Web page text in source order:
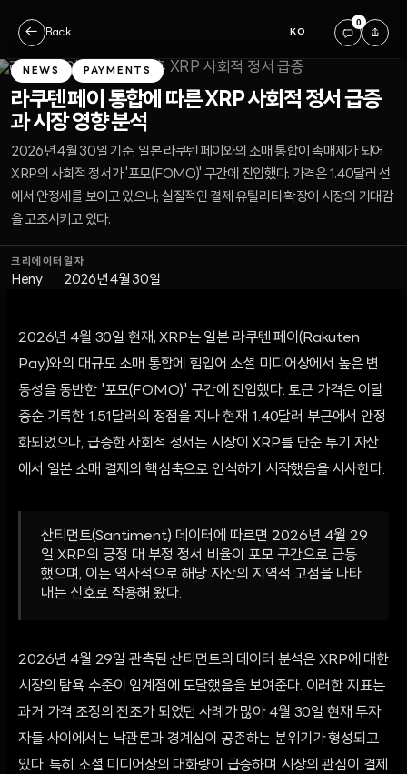
← Back KO
0
NEWS PAYMENTS
라쿠텐 페이 통합에 따른 XRP 사회적 정서 급증
과 시장 영향 분석
2026년 4월 30일 기준, 일본 라쿠텐 페이와의 소매 통합이 촉매제가 되어
XRP의 사회적 정서가 '포모(FOMO)' 구간에 진입했다. 가격은 1.40달러 선
에서 안정세를 보이고 있으나, 실질적인 결제 유틸리티 확장이 시장의 기대감
을 고조시키고 있다.
크리에이터
Heny
일자
2026년 4월 30일
2026년 4월 30일 현재, XRP는 일본 라쿠텐 페이(Rakuten
Pay)와의 대규모 소매 통합에 힘입어 소셜 미디어상에서 높은 변
동성을 동반한 '포모(FOMO)' 구간에 진입했다. 토큰 가격은 이달
중순 기록한 1.51달러의 정점을 지나 현재 1.40달러 부근에서 안정
화되었으나, 급증한 사회적 정서는 시장이 XRP를 단순 투기 자산
에서 일본 소매 결제의 핵심축으로 인식하기 시작했음을 시사한다.
산티먼트(Santiment) 데이터에 따르면 2026년 4월 29
일 XRP의 긍정 대 부정 정서 비율이 포모 구간으로 급등
했으며, 이는 역사적으로 해당 자산의 지역적 고점을 나타
내는 신호로 작용해 왔다.
2026년 4월 29일 관측된 산티먼트의 데이터 분석은 XRP에 대한
시장의 탐욕 수준이 임계점에 도달했음을 보여준다. 이러한 지표는
과거 가격 조정의 전조가 되었던 사례가 많아 4월 30일 현재 투자
자들 사이에서는 낙관론과 경계심이 공존하는 분위기가 형성되고
있다. 특히 소셜 미디어상의 대화량이 급증하며 시장의 관심이 결제